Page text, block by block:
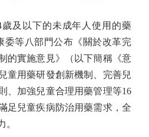
及以下的未成年人使用的藥
委等八部門公布《關於改革完
的實施意見》（以下簡稱《意
童用藥研發創新機制、完善兒
、加強兒童合理用藥管理等16
足兒童疾病防治用藥需求，全
。